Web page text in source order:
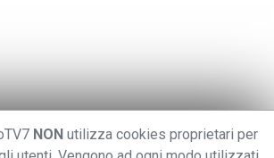
NON utilizza cookies proprietari per